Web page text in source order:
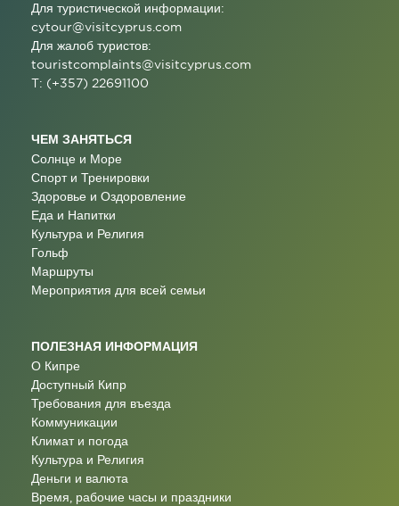
Для туристической информации:
cytour@visitcyprus.com
Для жалоб туристов:
touristcomplaints@visitcyprus.com
T: (+357) 22691100
ЧЕМ ЗАНЯТЬСЯ
Солнце и Море
Спорт и Тренировки
Здоровье и Оздоровление
Еда и Напитки
Культура и Религия
Гольф
Маршруты
Мероприятия для всей семьи
ПОЛЕЗНАЯ ИНФОРМАЦИЯ
О Кипре
Доступный Кипр
Требования для въезда
Коммуникации
Климат и погода
Культура и Религия
Деньги и валюта
Время, рабочие часы и праздники